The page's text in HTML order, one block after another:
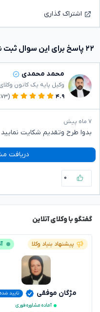
اشتراک گذاری
۲۲ پاسخ برای این سوال ثبت شده
محمد محمدی
وکیل پایه یک کانون
۴.۹
(۸۷۳)
۷ ماه پیش
بدوا طرح وتقدیم شکایت نمایید
دریافت
۰
گفتگو با وکلای آنلاین
پیشنهاد بنیاد وکلا
مژگان موفقی
تایید شده
آماده مشاوره فوری